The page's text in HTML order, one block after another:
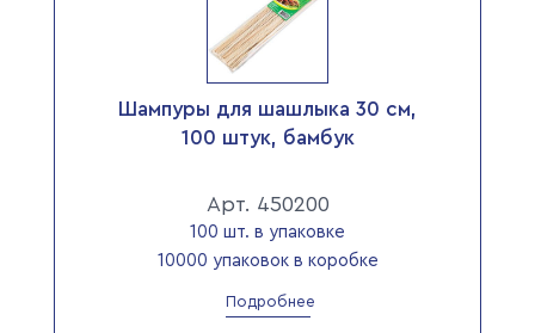
Шампуры для шашлыка 30 см,
100 штук, бамбук
Арт. 450200
100 шт. в упаковке
10000 упаковок в коробке
Подробнее